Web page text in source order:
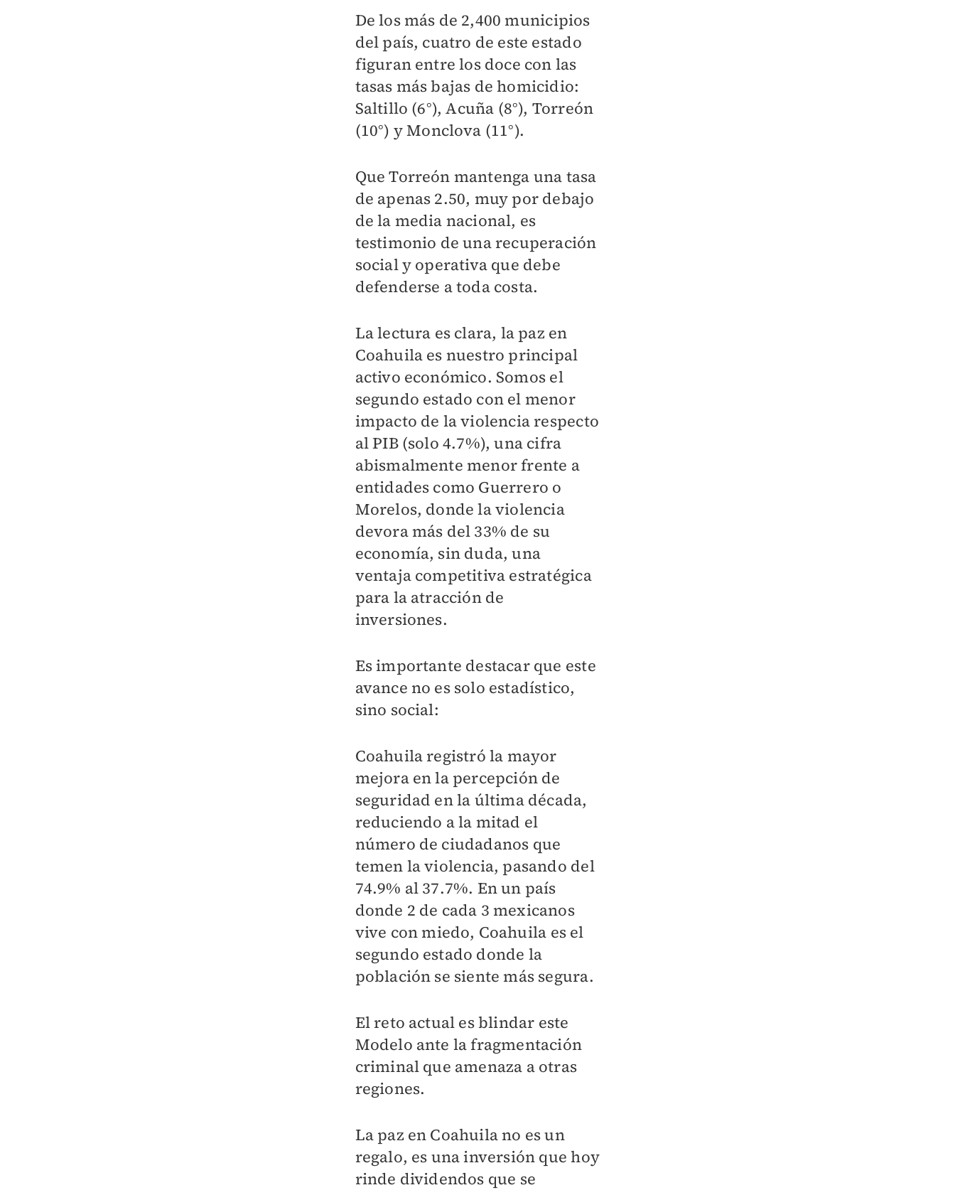
De los más de 2,400 municipios
del país, cuatro de este estado
figuran entre los doce con las
tasas más bajas de homicidio:
Saltillo (6°), Acuña (8°), Torreón
(10°) y Monclova (11°).
Que Torreón mantenga una tasa
de apenas 2.50, muy por debajo
de la media nacional, es
testimonio de una recuperación
social y operativa que debe
defenderse a toda costa.
La lectura es clara, la paz en
Coahuila es nuestro principal
activo económico. Somos el
segundo estado con el menor
impacto de la violencia respecto
al PIB (solo 4.7%), una cifra
abismalmente menor frente a
entidades como Guerrero o
Morelos, donde la violencia
devora más del 33% de su
economía, sin duda, una
ventaja competitiva estratégica
para la atracción de
inversiones.
Es importante destacar que este
avance no es solo estadístico,
sino social:
Coahuila registró la mayor
mejora en la percepción de
seguridad en la última década,
reduciendo a la mitad el
número de ciudadanos que
temen la violencia, pasando del
74.9% al 37.7%. En un país
donde 2 de cada 3 mexicanos
vive con miedo, Coahuila es el
segundo estado donde la
población se siente más segura.
El reto actual es blindar este
Modelo ante la fragmentación
criminal que amenaza a otras
regiones.
La paz en Coahuila no es un
regalo, es una inversión que hoy
rinde dividendos que se